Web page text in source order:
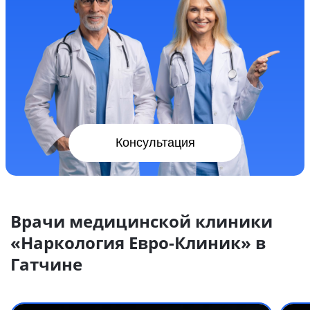
Консультация
Врачи медицинской клиники
«Наркология Евро-Клиник» в
Гатчине